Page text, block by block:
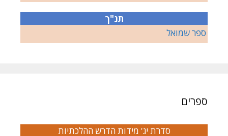
תנ"ך
ספר שמואל
ספרים
סדרת יג' מידות הדרש ההלכתיות